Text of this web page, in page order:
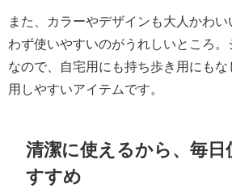
また、カラーやデザインも大人かわ
わず使いやすいのがうれしいところ
なので、自宅用にも持ち歩き用にも
用しやすいアイテムです。
清潔に使えるから、毎日
すすめ